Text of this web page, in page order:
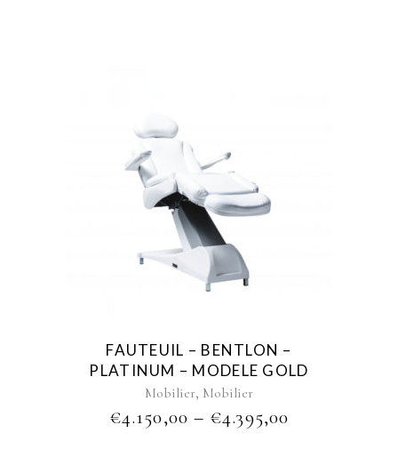
This
product
has
multiple
variants.
The
chosen
on
the
product
FAUTEUIL – BENTLON –
PLATINUM – MODELE GOLD
Mobilier, Mobilier
€4.150,00 – €4.395,00